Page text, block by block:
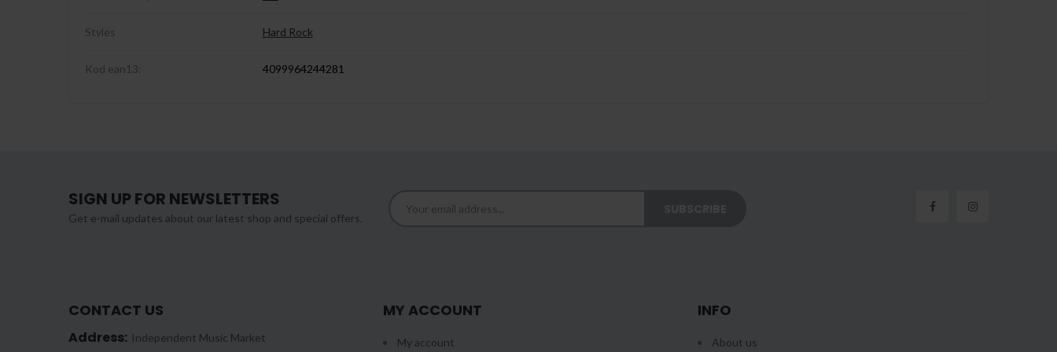
Styles Hard Rock
Kod ean13: 4099964244281
SIGN UP FOR NEWSLETTERS
Get e-mail updates about our latest shop and special offers.
CONTACT US
Address: Independent Music Market
MY ACCOUNT
My account
INFO
About us